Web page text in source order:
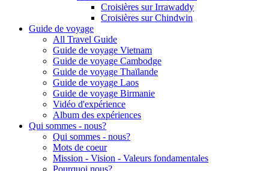
Croisières sur Irrawaddy
Croisières sur Chindwin
Guide de voyage
All Travel Guide
Guide de voyage Vietnam
Guide de voyage Cambodge
Guide de voyage Thaïlande
Guide de voyage Laos
Guide de voyage Birmanie
Vidéo d'expérience
Album des expériences
Qui sommes - nous?
Qui sommes - nous?
Mots de coeur
Mission - Vision - Valeurs fondamentales
Pourquoi nous?